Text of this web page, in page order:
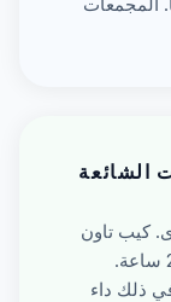
الشائعة
كيب تاون
وجوهانسبرغ بها عيادات متعددة مفتوحة 24 ساعة.
ذلك داء